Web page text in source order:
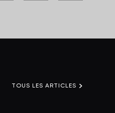
TOUS LES ARTICLES